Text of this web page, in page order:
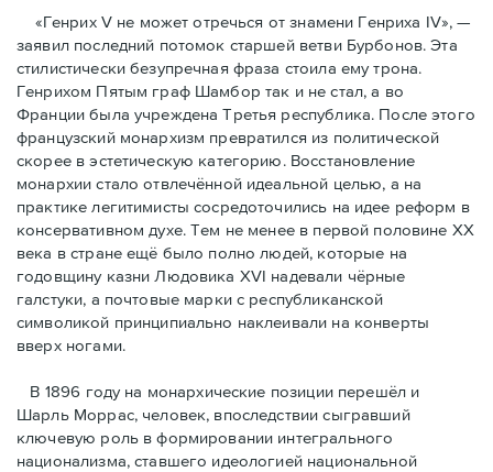
«Генрих V не может отречься от знамени Генриха IV», —
заявил последний потомок старшей ветви Бурбонов. Эта
стилистически безупречная фраза стоила ему трона.
Генрихом Пятым граф Шамбор так и не стал, а во
Франции была учреждена Третья республика. После этого
французский монархизм превратился из политической
скорее в эстетическую категорию. Восстановление
монархии стало отвлечённой идеальной целью, а на
практике легитимисты сосредоточились на идее реформ в
консервативном духе. Тем не менее в первой половине ХХ
века в стране ещё было полно людей, которые на
годовщину казни Людовика XVI надевали чёрные
галстуки, а почтовые марки с республиканской
символикой принципиально наклеивали на конверты
вверх ногами.
В 1896 году на монархические позиции перешёл и
Шарль Моррас, человек, впоследствии сыгравший
ключевую роль в формировании интегрального
национализма, ставшего идеологией национальной